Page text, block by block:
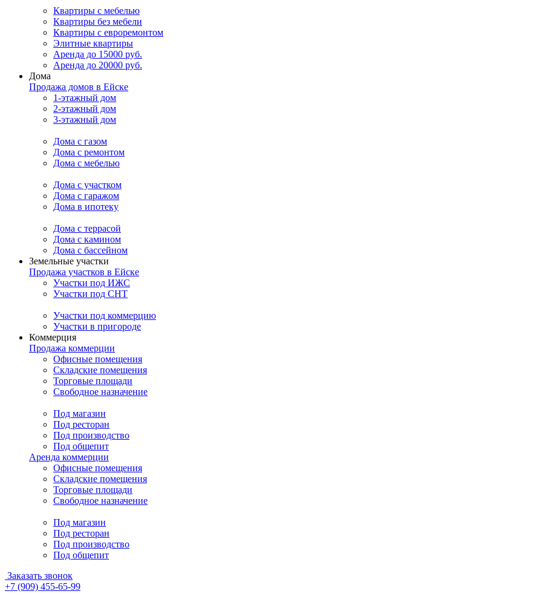
Квартиры с мебелью
Квартиры без мебели
Квартиры с евроремонтом
Элитные квартиры
Аренда до 15000 руб.
Аренда до 20000 руб.
Дома
Продажа домов в Ейске
1-этажный дом
2-этажный дом
3-этажный дом
Дома с газом
Дома с ремонтом
Дома с мебелью
Дома с участком
Дома с гаражом
Дома в ипотеку
Дома с террасой
Дома с камином
Дома с бассейном
Земельные участки
Продажа участков в Ейске
Участки под ИЖС
Участки под СНТ
Участки под коммерцию
Участки в пригороде
Коммерция
Продажа коммерции
Офисные помещения
Складские помещения
Торговые площади
Свободное назначение
Под магазин
Под ресторан
Под производство
Под общепит
Аренда коммерции
Офисные помещения
Складские помещения
Торговые площади
Свободное назначение
Под магазин
Под ресторан
Под производство
Под общепит
Заказать звонок
+7 (909) 455-65-99